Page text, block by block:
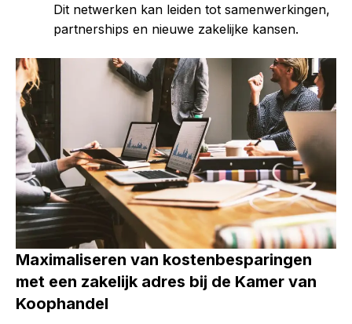
Dit netwerken kan leiden tot samenwerkingen,
partnerships en nieuwe zakelijke kansen.
Maximaliseren van kostenbesparingen
met een zakelijk adres bij de Kamer van
Koophandel